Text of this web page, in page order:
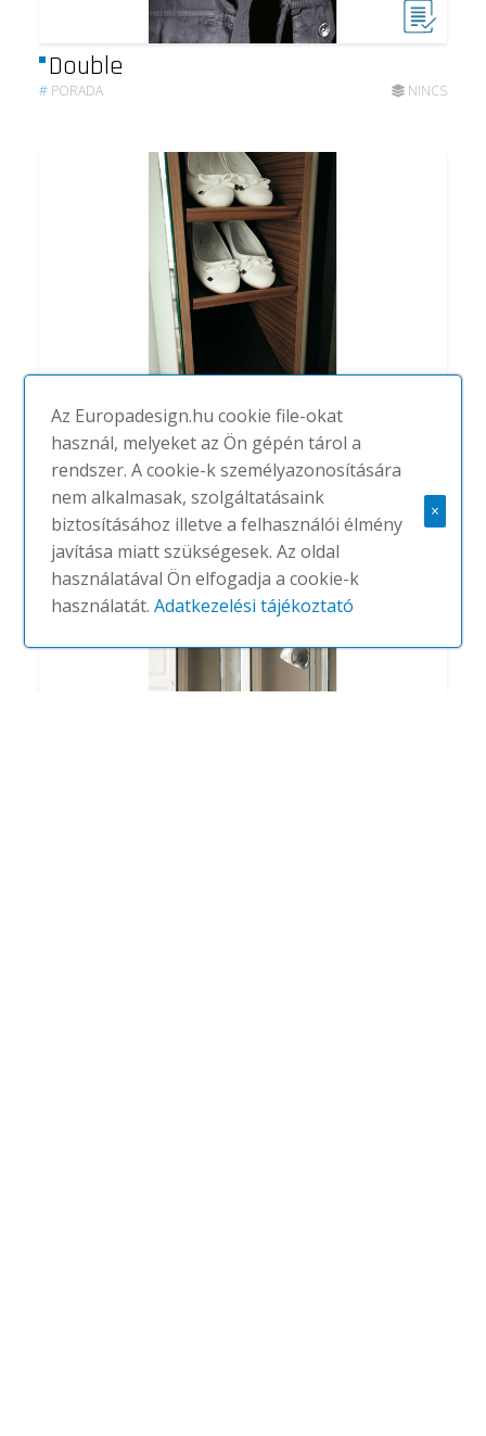
Double
# PORADA NINCS
Girilla
PORADA
Az Europadesign.hu cookie file-okat
használ, melyeket az Ön gépén tárol a
rendszer. A cookie-k személyazonosítására
nem alkalmasak, szolgáltatásaink
biztosításához illetve a felhasználói élmény
javítása miatt szükségesek. Az oldal
használatával Ön elfogadja a cookie-k
használatát.Adatkezelési tájékoztató
×